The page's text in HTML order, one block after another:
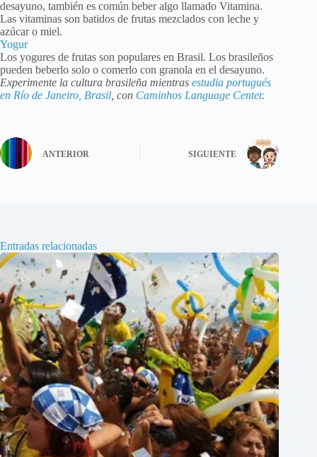
desayuno, también es común beber algo llamado Vitamina.
Las vitaminas son batidos de frutas mezclados con leche y
azúcar o miel.
Yogur
Los yogures de frutas son populares en Brasil. Los brasileños
pueden beberlo solo o comerlo con granola en el desayuno.
Experimente la cultura brasileña mientras estudia portugués
en Río de Janeiro, Brasil , con Caminhos Language Center.
ANTERIOR SIGUIENTE
Entradas relacionadas